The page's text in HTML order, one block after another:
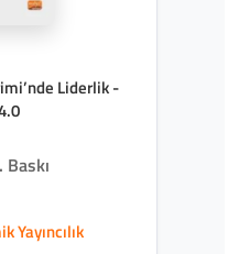
Liderlik -
Baskı
Yayıncılık